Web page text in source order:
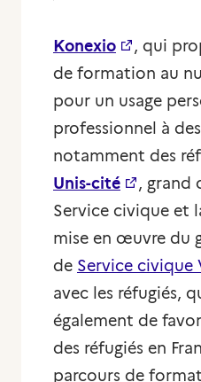
Konexio
, qui
de formation au
pour un usage
professionnel à
notamment des
Unis-cité
, grand
Service civique et
mise en œuvre du
de Service civique
avec les réfugiés,
également de
des réfugiés en
parcours de